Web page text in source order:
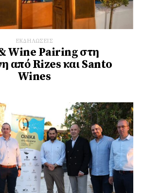
ΕΚΔΗΛΩΣΕΙΣ
Wine Pairing στη
από Rizes και Santo
Wines